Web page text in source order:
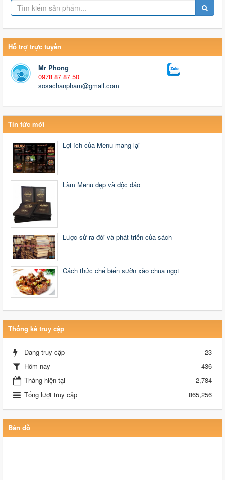
Hỗ trợ trực tuyến
Mr Phong
0978 87 87 50
sosachanpham@gmail.com
Tin tức mới
Lợi ích của Menu mang lại
Làm Menu đẹp và độc đáo
Lược sử ra đời và phát triển của sách
Cách thức chế biến sườn xào chua ngọt
Thống kê truy cập
Đang truy cập
23
Hôm nay
436
Tháng hiện tại
2,784
Tổng lượt truy cập
865,256
Bản đồ